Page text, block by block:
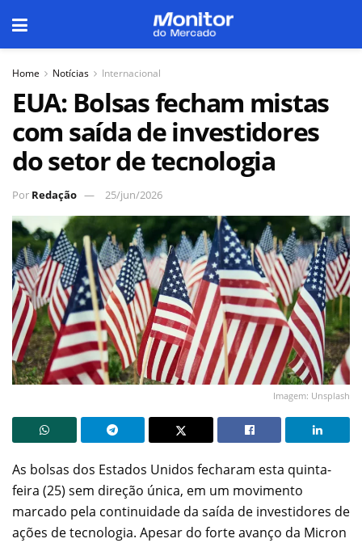
Home Notícias Internacional
EUA: Bolsas fecham mistas
com saída de investidores
do setor de tecnologia
Por Redação 25/jun/2026
Imagem: Unsplash
As bolsas dos Estados Unidos fecharam esta quinta-
feira (25) sem direção única, em um movimento
marcado pela continuidade da saída de investidores de
ações de tecnologia. Apesar do forte avanço da Micron